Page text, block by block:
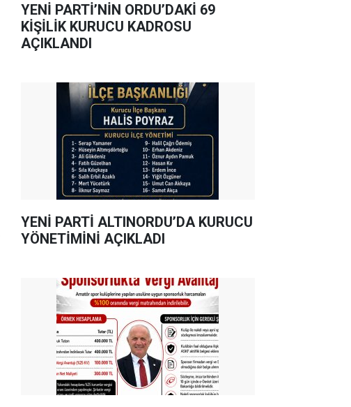
YENİ PARTİ’NİN ORDU’DAKİ 69
KİŞİLİK KURUCU KADROSU
AÇIKLANDI
YENİ PARTİ ALTINORDU’DA KURUCU
YÖNETİMİNİ AÇIKLADI